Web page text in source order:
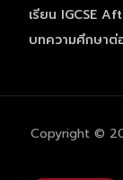
เรียน IGCSE
บทความศึกษาต่
Copyright ©